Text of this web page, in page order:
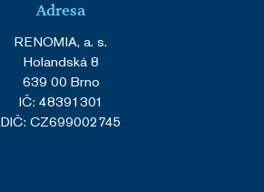
Adresa
RENOMIA, a. s.
Holandská 8
639 00 Brno
IČ: 48391301
DIČ: CZ699002745